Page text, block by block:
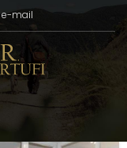
e-mail